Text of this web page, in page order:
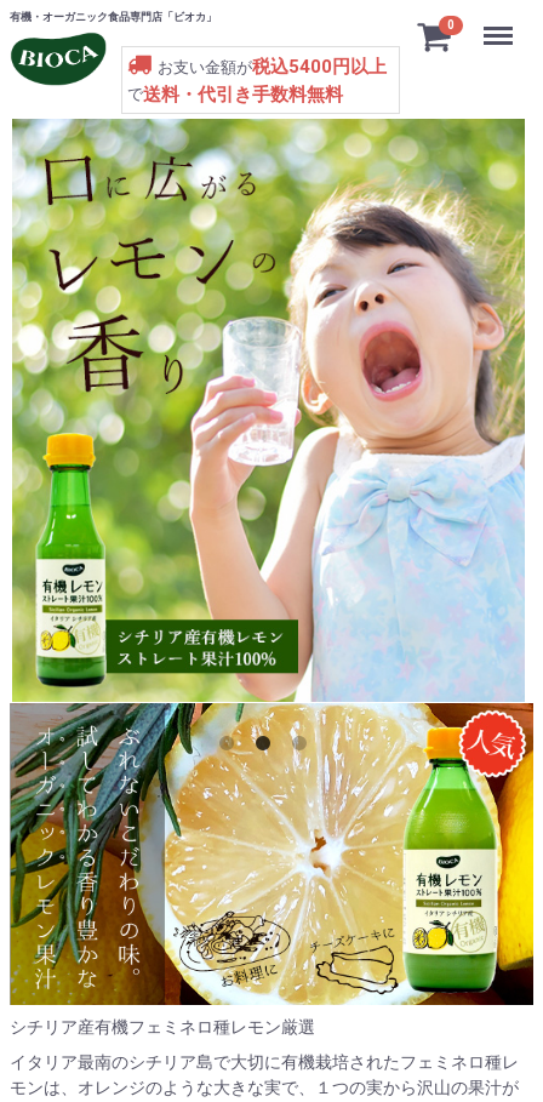
有機・オーガニック食品専門店「ビオカ」
お支い金額が税込5400円以上
で送料・代引き手数料無料
0 Menu
シチリア産有機フェミネロ種レモン厳選
イタリア最南のシチリア島で大切に有機栽培されたフェミネロ種レ
モンは、オレンジのような大きな実で、１つの実から沢山の果汁が